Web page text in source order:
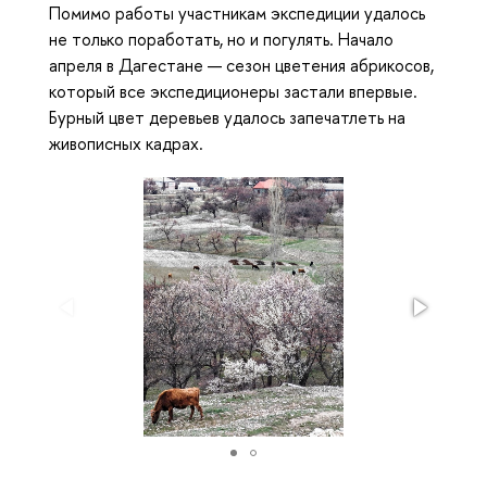
Помимо работы участникам экспедиции удалось
не только поработать, но и погулять. Начало
апреля в Дагестане — сезон цветения абрикосов,
который все экспедиционеры застали впервые.
Бурный цвет деревьев удалось запечатлеть на
живописных кадрах.